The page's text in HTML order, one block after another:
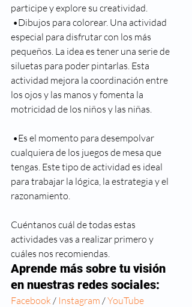
participe y explore su creatividad.
especial para disfrutar con los más
pequeños. La idea es tener una serie de
siluetas para poder pintarlas. Esta
actividad mejora la coordinación entre
los ojos y las manos y fomenta la
motricidad de los niños y las niñas.
cualquiera de los juegos de mesa que
tengas. Este tipo de actividad es ideal
para trabajar la lógica, la estrategia y el
razonamiento.
Cuéntanos cuál de todas estas
actividades vas a realizar primero y
cuáles nos recomiendas.
Aprende más sobre tu visión
en nuestras redes sociales:
Facebook / Instagram / YouTube